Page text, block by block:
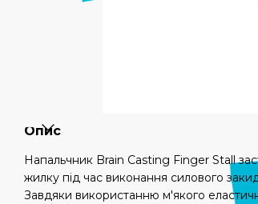
Опис
Напальчник Brain Casting Finger Stall
жилку під час виконання силового
Завдяки використанню м'якого